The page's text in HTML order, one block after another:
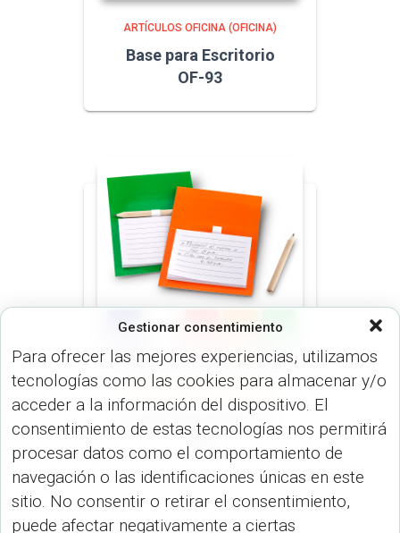
Gestionar consentimiento
Para ofrecer las mejores experiencias, utilizamos
tecnologías como las cookies para almacenar y/o
acceder a la información del dispositivo. El
consentimiento de estas tecnologías nos permitirá
procesar datos como el comportamiento de
navegación o las identificaciones únicas en este
sitio. No consentir o retirar el consentimiento,
puede afectar negativamente a ciertas
ARTÍCULOS OFICINA (OFICINA)
Base para Escritorio
OF-93
ARTÍCULOS OFICINA (OFICINA)
Portanotas Yakari OF-
588